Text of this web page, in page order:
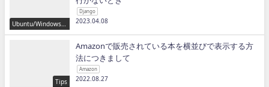
Ubuntu/Windows/P
ython/IT
Django
2023.04.08
Tips
Amazonで販売されている本を横並びで表示する方
法につきまして
Amazon
2022.08.27